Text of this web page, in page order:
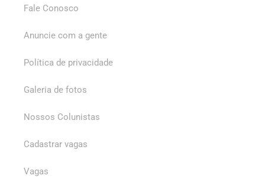
Fale Conosco
Anuncie com a gente
Política de privacidade
Galeria de fotos
Nossos Colunistas
Cadastrar vagas
Vagas